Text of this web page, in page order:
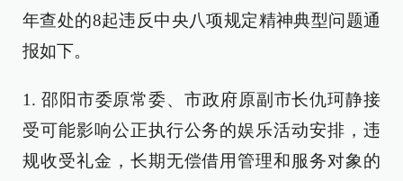
年查处的8起违反中央八项规定精神典型问题通
报如下。
1. 邵阳市委原常委、市政府原副市长仇珂静接
受可能影响公正执行公务的娱乐活动安排，违
规收受礼金，长期无偿借用管理和服务对象的